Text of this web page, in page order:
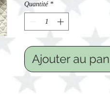
Quantité *
Ajouter au